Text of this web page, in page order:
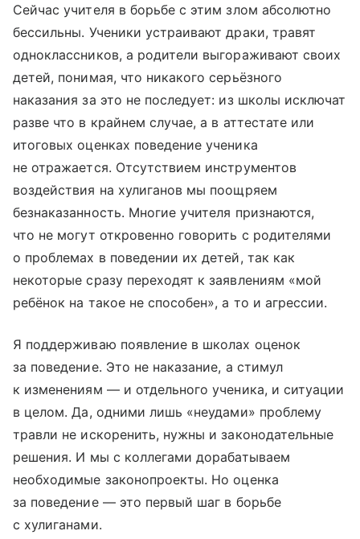
Сейчас учителя в борьбе с этим злом абсолютно
бессильны. Ученики устраивают драки, травят
одноклассников, а родители выгораживают своих
детей, понимая, что никакого серьёзного
наказания за это не последует: из школы исключат
разве что в крайнем случае, а в аттестате или
итоговых оценках поведение ученика
не отражается. Отсутствием инструментов
воздействия на хулиганов мы поощряем
безнаказанность. Многие учителя признаются,
что не могут откровенно говорить с родителями
о проб­лемах в поведении их детей, так как
некоторые сразу переходят к заявлениям «мой
ребёнок на такое не способен», а то и агрессии.
Я поддерживаю появление в школах оценок
за поведение. Это не наказание, а стимул
к изменениям — и отдельного ученика, и ситуации
в целом. Да, одними лишь «неудами» проблему
травли не искоренить, нужны и законодательные
решения. И мы с коллегами дорабатываем
необходимые законопроекты. Но оценка
за поведение — это первый шаг в борьбе
с хулиганами.